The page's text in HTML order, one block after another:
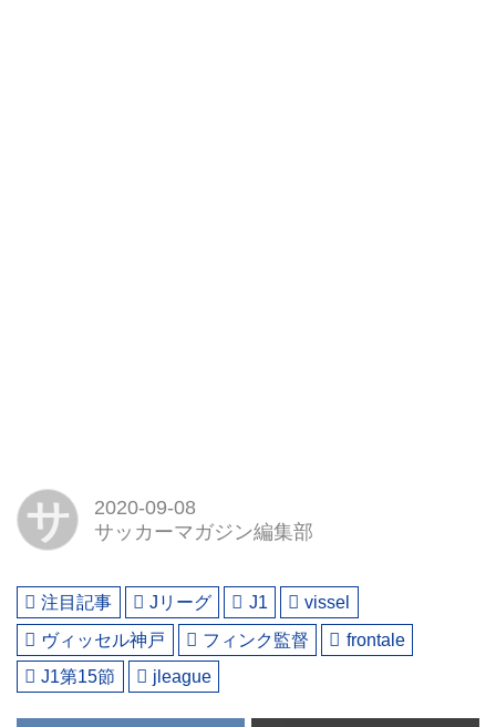
サ
2020-09-08
サッカーマガジン編集部
注目記事 Jリーグ J1
vissel
ヴィッセル神戸
フィンク監督
frontale
J1第15節
jleague